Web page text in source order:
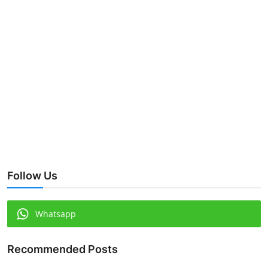
Follow Us
Whatsapp
Recommended Posts